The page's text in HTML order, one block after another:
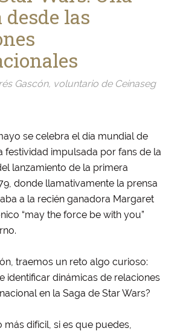
las
Gascón, voluntario de Ceinaseg
se celebra el día mundial de
festividad impulsada por fans de la
lanzamiento de la primera
donde llamativamente la prensa
a la recién ganadora Margaret
“may the force be with you”
traemos un reto algo curioso:
identificar dinámicas de relaciones
en la Saga de Star Wars?
más difícil, si es que puedes,